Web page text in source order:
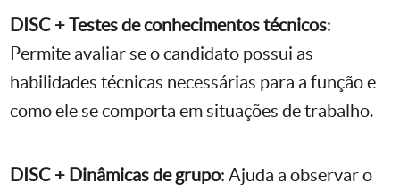
DISC + Testes de conhecimentos técnicos:
Permite avaliar se o candidato possui as
habilidades técnicas necessárias para a função e
como ele se comporta em situações de trabalho.
DISC + Dinâmicas de grupo: Ajuda a observar o